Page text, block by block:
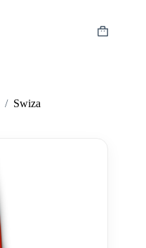
Shopping
/ Swiza